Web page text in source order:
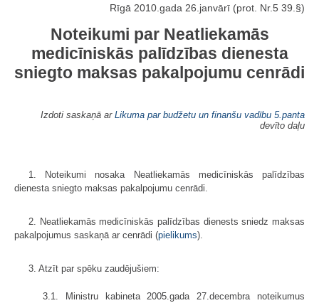
Rīgā 2010.gada 26.janvārī (prot. Nr.5 39.§)
Noteikumi par Neatliekamās
medicīniskās palīdzības dienesta
sniegto maksas pakalpojumu cenrādi
Izdoti saskaņā ar Likuma par budžetu un finanšu vadību 5.panta
devīto daļu
1. Noteikumi nosaka Neatliekamās medicīniskās palīdzības
dienesta sniegto maksas pakalpojumu cenrādi.
2. Neatliekamās medicīniskās palīdzības dienests sniedz maksas
pakalpojumus saskaņā ar cenrādi (pielikums).
3. Atzīt par spēku zaudējušiem:
3.1. Ministru kabineta 2005.gada 27.decembra noteikumus